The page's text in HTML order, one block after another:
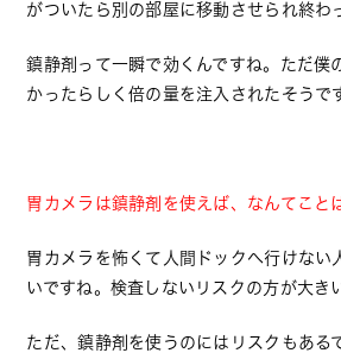
がついたら別の部屋に移動させられ終わ
鎮静剤って一瞬で効くんですね。ただ僕
かったらしく倍の量を注入されたそうで
胃カメラは鎮静剤を使えば、なんてこと
胃カメラを怖くて人間ドックへ行けない
いですね。検査しないリスクの方が大き
ただ、鎮静剤を使うのにはリスクもある